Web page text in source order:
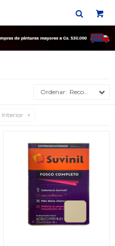
Recomendados
Interior